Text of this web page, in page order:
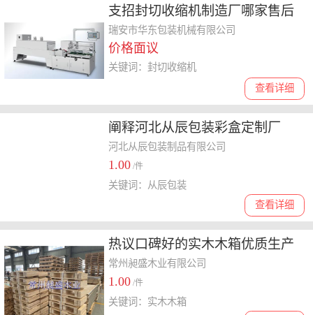
支招封切收缩机制造厂哪家售后
好，费用多少心中有数
瑞安市华东包装机械有限公司
价格面议
查看详细
关键词：封切收缩机
阐释河北从辰包装彩盒定制厂
家，选购时如何选择
河北从辰包装制品有限公司
1.00 /件
查看详细
关键词：从辰包装
热议口碑好的实木木箱优质生产
商，价格多少选哪家
常州昶盛木业有限公司
1.00 /件
关键词：实木木箱